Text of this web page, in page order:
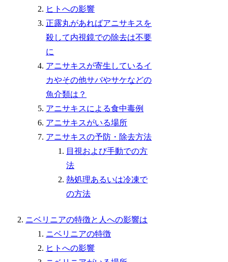
ヒトへの影響
正露丸があればアニサキスを
殺して内視鏡での除去は不要
に
アニサキスが寄生しているイ
カやその他サバやサケなどの
魚介類は？
アニサキスによる食中毒例
アニサキスがいる場所
アニサキスの予防・除去方法
目視および手動での方
法
熱処理あるいは冷凍で
の方法
ニベリニアの特徴と人への影響は
ニベリニアの特徴
ヒトへの影響